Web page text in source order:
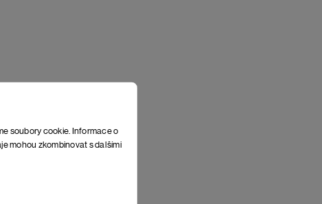
soubory cookie. Informace o
mohou zkombinovat s dalšími